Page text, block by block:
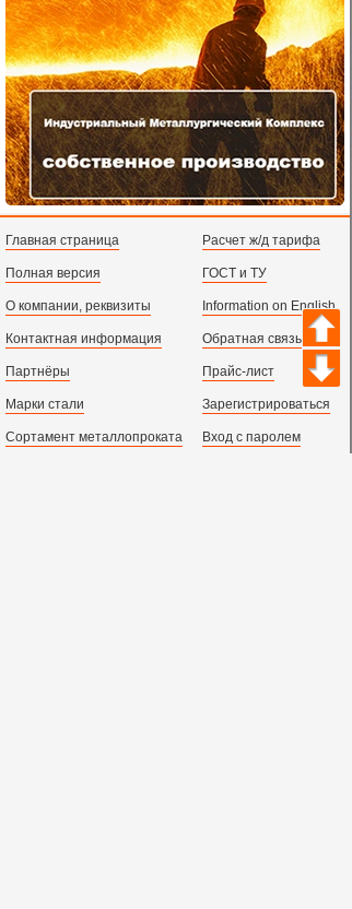
Главная страница
Полная версия
О компании, реквизиты
Контактная информация
Партнёры
Марки стали
Сортамент металлопроката
Расчет ж/д тарифа
ГОСТ и ТУ
Information on English
Обратная связь
Прайс-лист
Зарегистрироваться
Вход с паролем